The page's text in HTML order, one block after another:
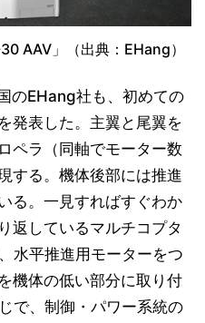
AAV」（出典：EHang）
のEHang社も、初めての
発表した。主翼と尾翼を
ペラ（同軸でモーター数
する。機体後部には推進
る。一見すればすぐわか
返しているマルチコプタ
水平推進用モーターをつ
機体の低い部分に取り付
で、制御・パワー系統の